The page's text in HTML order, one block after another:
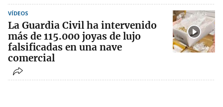
VÍDEOS
La Guardia Civil ha intervenido
más de 115.000 joyas de lujo
falsificadas en una nave
comercial